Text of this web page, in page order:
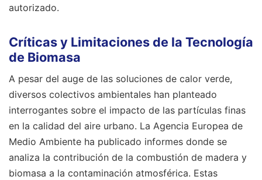
autorizado.
Críticas y Limitaciones de la Tecnología
de Biomasa
A pesar del auge de las soluciones de calor verde,
diversos colectivos ambientales han planteado
interrogantes sobre el impacto de las partículas finas
en la calidad del aire urbano. La Agencia Europea de
Medio Ambiente ha publicado informes donde se
analiza la contribución de la combustión de madera y
biomasa a la contaminación atmosférica. Estas